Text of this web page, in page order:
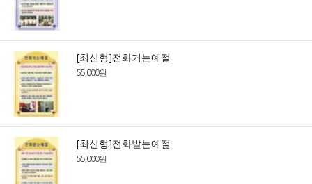
[최신형]전화거는예절
55,000원
[최신형]전화받는예절
55,000원